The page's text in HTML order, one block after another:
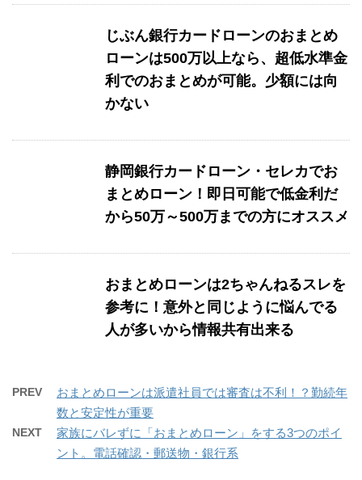
じぶん銀行カードローンのおまとめ
ローンは500万以上なら、超低水準金
利でのおまとめが可能。少額には向
かない
静岡銀行カードローン・セレカでお
まとめローン！即日可能で低金利だ
から50万～500万までの方にオススメ
おまとめローンは2ちゃんねるスレを
参考に！意外と同じように悩んでる
人が多いから情報共有出来る
PREV
おまとめローンは派遣社員では審査は不利！？勤続年
数と安定性が重要
NEXT
家族にバレずに「おまとめローン」をする3つのポイ
ント。電話確認・郵送物・銀行系